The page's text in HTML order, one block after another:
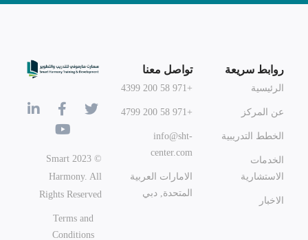
روابط سريعة
الرئيسية
عن المركز
الخطط التدريبية
الخدمات
الاستشارية
الاخبار
تواصل معنا
+971 58 200 4399
+971 58 200 4799
info@sht-
center.com
الامارات العربية
المتحدة, دبي
© 2023 Smart
Harmony. All
Rights Reserved
Terms and
Conditions